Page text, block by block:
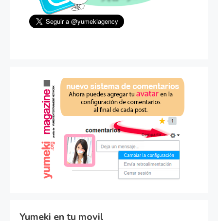
Yumeki en tu movil